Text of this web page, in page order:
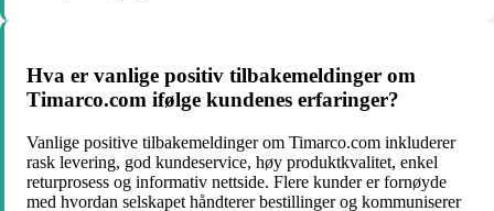
Hva er vanlige positiv tilbakemeldinger om
Timarco.com ifølge kundenes erfaringer?
Vanlige positive tilbakemeldinger om Timarco.com inkluderer
rask levering, god kundeservice, høy produktkvalitet, enkel
returprosess og informativ nettside. Flere kunder er fornøyde
med hvordan selskapet håndterer bestillinger og kommuniserer